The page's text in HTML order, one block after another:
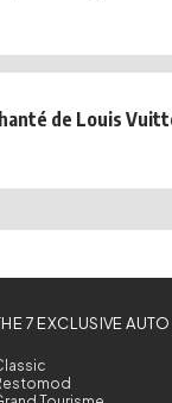
de Louis
7 EXCLUSIVE AUTO